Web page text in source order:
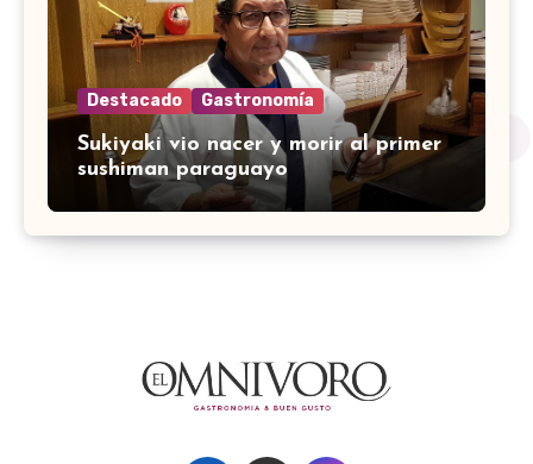
Destacado Gastronomía
Sukiyaki vio nacer y morir al primer
sushiman paraguayo